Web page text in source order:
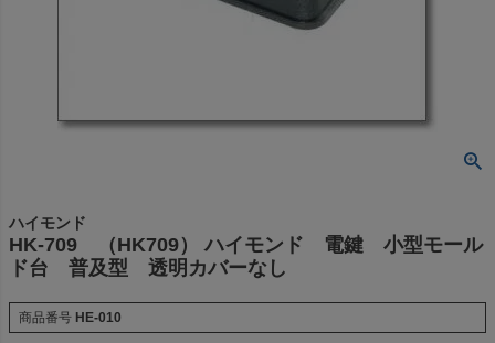
ハイモンド
HK-709 （HK709） ハイモンド 電鍵 小型モール
ド台 普及型 透明カバーなし
商品番号 HE-010